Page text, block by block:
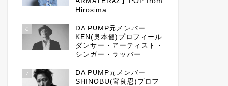
Hirosima
6
DA PUMP元メンバー
KEN(奥本健)プロフィール
ダンサー・アーティスト・
シンガー・ラッパー
7
DA PUMP元メンバー
SHINOBU(宮良忍)プロフ